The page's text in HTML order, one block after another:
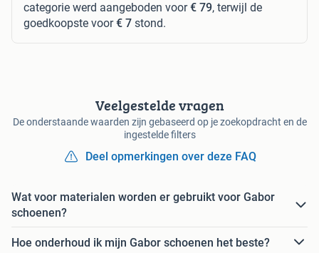
categorie werd aangeboden voor€ 79, terwijl de
goedkoopste voor€ 7 stond.
Veelgestelde vragen
De onderstaande waarden zijn gebaseerd op je zoekopdracht en de
ingestelde filters
Deel opmerkingen over deze FAQ
Wat voor materialen worden er gebruikt voor Gabor
schoenen?
Hoe onderhoud ik mijn Gabor schoenen het beste?